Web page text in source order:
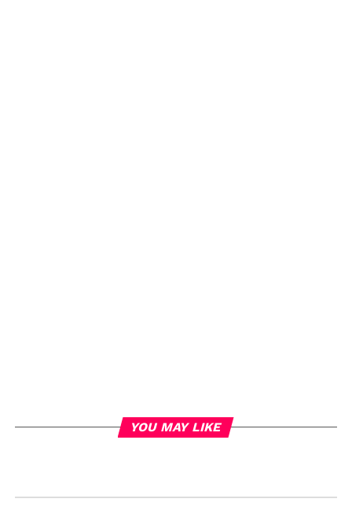
YOU MAY LIKE